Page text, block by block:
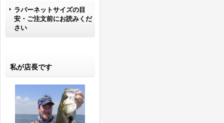
ラバーネットサイズの目
安・ご注文前にお読みくだ
さい
私が店長です